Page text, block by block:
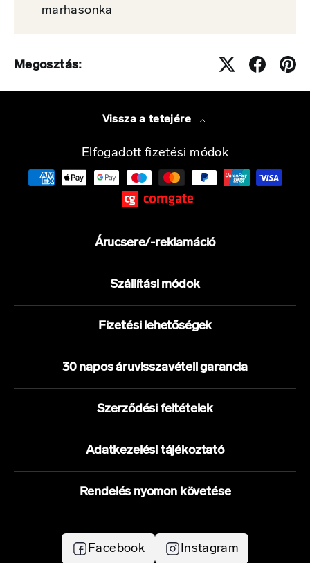
marhasonka
Megosztás:
Vissza a tetejére
Elfogadott fizetési módok
Árucsere/-reklamáció
Szállítási módok
Fizetési lehetőségek
30 napos áruvisszavételi garancia
Szerződési feltételek
Adatkezelési tájékoztató
Rendelés nyomon követése
Facebook Instagram